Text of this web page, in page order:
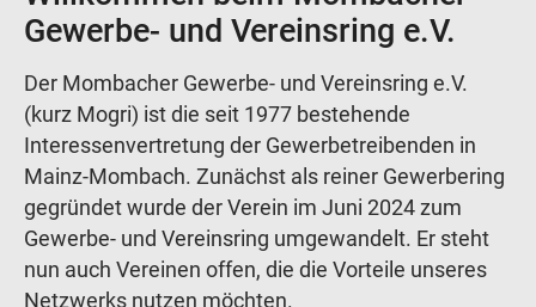
Gewerbe- und Vereinsring e.V.
Der Mombacher Gewerbe- und Vereinsring e.V.
(kurz Mogri) ist die seit 1977 bestehende
Interessenvertretung der Gewerbetreibenden in
Mainz-Mombach. Zunächst als reiner Gewerbering
gegründet wurde der Verein im Juni 2024 zum
Gewerbe- und Vereinsring umgewandelt. Er steht
nun auch Vereinen offen, die die Vorteile unseres
Netzwerks nutzen möchten.